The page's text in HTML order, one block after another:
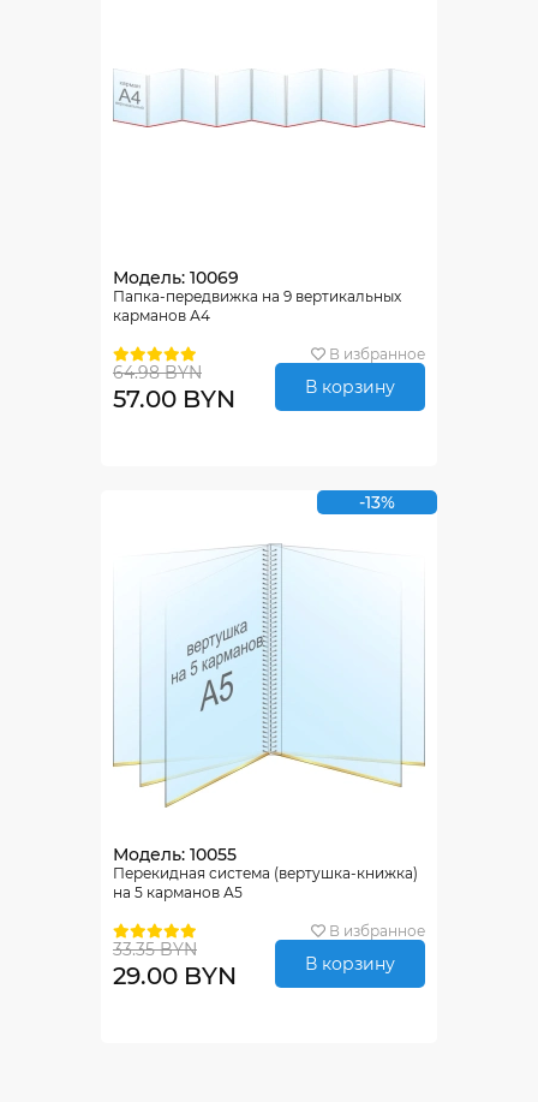
Модель: 10069
Папка-передвижка на 9 вертикальных
карманов А4
В избранное
64.98 BYN
57.00 BYN В корзину
-13%
Модель: 10055
Перекидная система (вертушка-книжка)
на 5 карманов А5
В избранное
33.35 BYN
29.00 BYN В корзину